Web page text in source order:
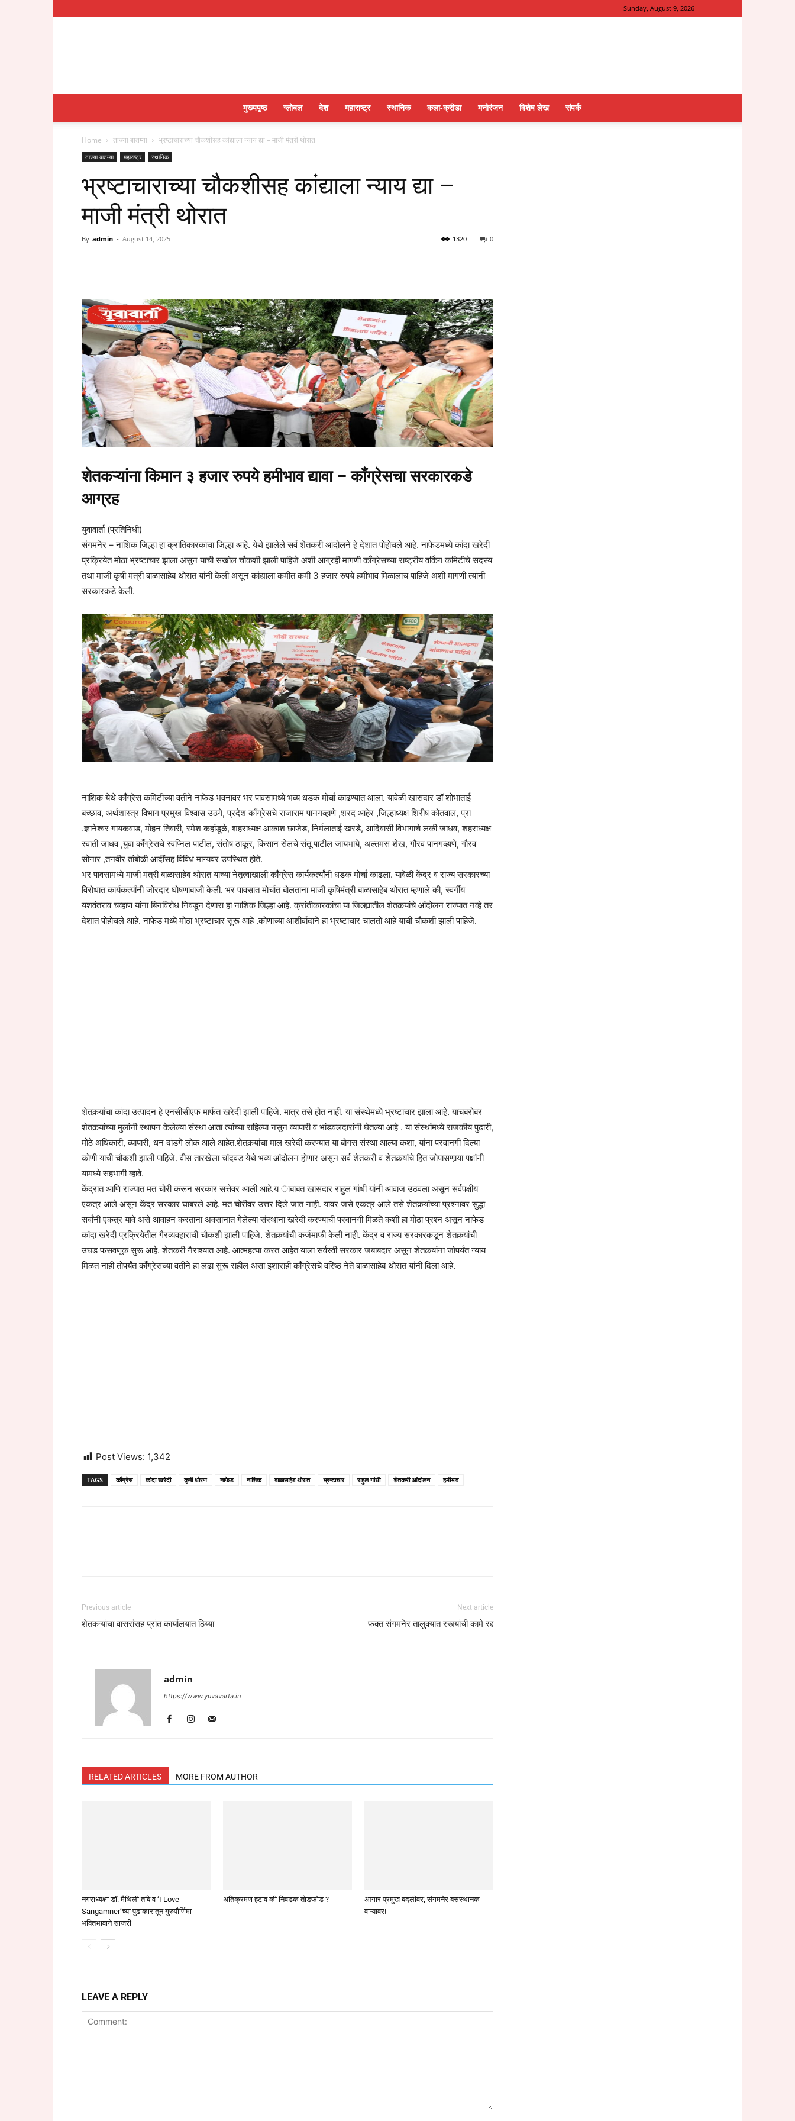
Sunday, August 9, 2026
मुख्यपृष्ठ ग्लोबल देश महाराष्ट्र स्थानिक कला-क्रीडा मनोरंजन विशेष लेख संपर्क
Home ताज्या बातम्या भ्रष्टाचाराच्या चौकशीसह कांद्याला न्याय द्या – माजी मंत्री थोरात
ताज्या बातम्या महाराष्ट्र स्थानिक
भ्रष्टाचाराच्या चौकशीसह कांद्याला न्याय द्या –
माजी मंत्री थोरात
By admin - August 14, 2025 0
1320
शेतकऱ्यांना किमान ३ हजार रुपये हमीभाव द्यावा – काँग्रेसचा सरकारकडे
आग्रह
युवावार्ता (प्रतिनिधी)
संगमनेर – नाशिक जिल्हा हा क्रांतिकारकांचा जिल्हा आहे. येथे झालेले सर्व शेतकरी आंदोलने हे देशात पोहोचले आहे. नाफेडमध्ये कांदा खरेदी
प्रक्रियेत मोठा भ्रष्टाचार झाला असून याची सखोल चौकशी झाली पाहिजे अशी आग्रही मागणी काँग्रेसच्या राष्ट्रीय वर्किंग कमिटीचे सदस्य
तथा माजी कृषी मंत्री बाळासाहेब थोरात यांनी केली असून कांद्याला कमीत कमी 3 हजार रुपये हमीभाव मिळालाच पाहिजे अशी मागणी त्यांनी
सरकारकडे केली.
नाशिक येथे काँग्रेस कमिटीच्या वतीने नाफेड भवनावर भर पावसामध्ये भव्य धडक मोर्चा काढण्यात आला. यावेळी खासदार डॉ शोभाताई
बच्छाव, अर्थशास्त्र विभाग प्रमुख विश्‍वास उठगे, प्रदेश काँग्रेसचे राजाराम पानगव्हाणे ,शरद आहेर ,जिल्हाध्यक्ष शिरीष कोतवाल, प्रा
.ज्ञानेश्‍वर गायकवाड, मोहन तिवारी, रमेश कहांडूळे, शहराध्यक्ष आकाश छाजेड, निर्मलाताई खरडे, आदिवासी विभागाचे लकी जाधव, शहराध्यक्ष
स्वाती जाधव ,युवा काँग्रेसचे स्वप्निल पाटील, संतोष ठाकूर, किसान सेलचे संतू पाटील जायभाये, अल्तमस शेख, गौरव पानगव्हाणे, गौरव
सोनार ,तनवीर तांबोळी आदींसह विविध मान्यवर उपस्थित होते.
भर पावसामध्ये माजी मंत्री बाळासाहेब थोरात यांच्या नेतृत्वाखाली काँग्रेस कार्यकर्त्यांनी धडक मोर्चा काढला. यावेळी केंद्र व राज्य सरकारच्या
विरोधात कार्यकर्त्यांनी जोरदार घोषणाबाजी केली. भर पावसात मोर्चात बोलताना माजी कृषिमंत्री बाळासाहेब थोरात म्हणाले की, स्वर्गीय
यशवंतराव चव्हाण यांना बिनविरोध निवडून देणारा हा नाशिक जिल्हा आहे. क्रांतीकारकांचा या जिल्ह्यातील शेतकर्‍यांचे आंदोलन राज्यात नव्हे तर
देशात पोहोचले आहे. नाफेड मध्ये मोठा भ्रष्टाचार सुरू आहे .कोणाच्या आशीर्वादाने हा भ्रष्टाचार चालतो आहे याची चौकशी झाली पाहिजे.
शेतकर्‍यांचा कांदा उत्पादन हे एनसीसीएफ मार्फत खरेदी झाली पाहिजे. मात्र तसे होत नाही. या संस्थेमध्ये भ्रष्टाचार झाला आहे. याचबरोबर
शेतकर्‍यांच्या मुलांनी स्थापन केलेल्या संस्था आता त्यांच्या राहिल्या नसून व्यापारी व भांडवलदारांनी घेतल्या आहे . या संस्थांमध्ये राजकीय पुढारी,
मोठे अधिकारी, व्यापारी, धन दांडगे लोक आले आहेत.शेतकर्‍यांचा माल खरेदी करण्यात या बोगस संस्था आल्या कशा, यांना परवानगी दिल्या
कोणी याची चौकशी झाली पाहिजे. वीस तारखेला चांदवड येथे भव्य आंदोलन होणार असून सर्व शेतकरी व शेतकर्‍यांचे हित जोपासणार्‍या पक्षांनी
यामध्ये सहभागी व्हावे.
केंद्रात आणि राज्यात मत चोरी करून सरकार सत्तेवर आली आहे.य ाबाबत खासदार राहुल गांधी यांनी आवाज उठवला असून सर्वपक्षीय
एकत्र आले असून केंद्र सरकार घाबरले आहे. मत चोरीवर उत्तर दिले जात नाही. यावर जसे एकत्र आले तसे शेतकर्‍यांच्या प्रश्‍नावर सुद्धा
सर्वांनी एकत्र यावे असे आवाहन करताना अवसानात गेलेल्या संस्थांना खरेदी करण्याची परवानगी मिळते कशी हा मोठा प्रश्‍न असून नाफेड
कांदा खरेदी प्रक्रियेतील गैरव्यवहाराची चौकशी झाली पाहिजे. शेतकर्‍यांची कर्जमाफी केली नाही. केंद्र व राज्य सरकारकडून शेतकर्‍यांची
उघड फसवणूक सुरू आहे. शेतकरी नैराश्यात आहे. आत्महत्या करत आहेत याला सर्वस्वी सरकार जबाबदार असून शेतकर्‍यांना जोपर्यंत न्याय
मिळत नाही तोपर्यंत काँग्रेसच्या वतीने हा लढा सुरू राहील असा इशाराही काँग्रेसचे वरिष्ठ नेते बाळासाहेब थोरात यांनी दिला आहे.
Post Views: 1,342
TAGS काँग्रेस कांदा खरेदी कृषी धोरण नाफेड नाशिक बाळासाहेब थोरात भ्रष्टाचार राहुल गांधी शेतकरी आंदोलन हमीभाव
Previous article
शेतकऱ्यांचा वासरांसह प्रांत कार्यालयात ठिय्या
Next article
फक्त संगमनेर तालुक्यात रस्त्यांची कामे रद्द
admin
https://www.yuvavarta.in
RELATED ARTICLES MORE FROM AUTHOR
नगराध्यक्षा डॉ. मैथिली तांबे व ‘I Love
Sangamner’च्या पुढाकारातून गुरुपौर्णिमा
भक्तिभावाने साजरी
अतिक्रमण हटाव की निवडक तोडफोड ?
आगार प्रमुख बदलीवर; संगमनेर बसस्थानक
वाऱ्यावर!
LEAVE A REPLY